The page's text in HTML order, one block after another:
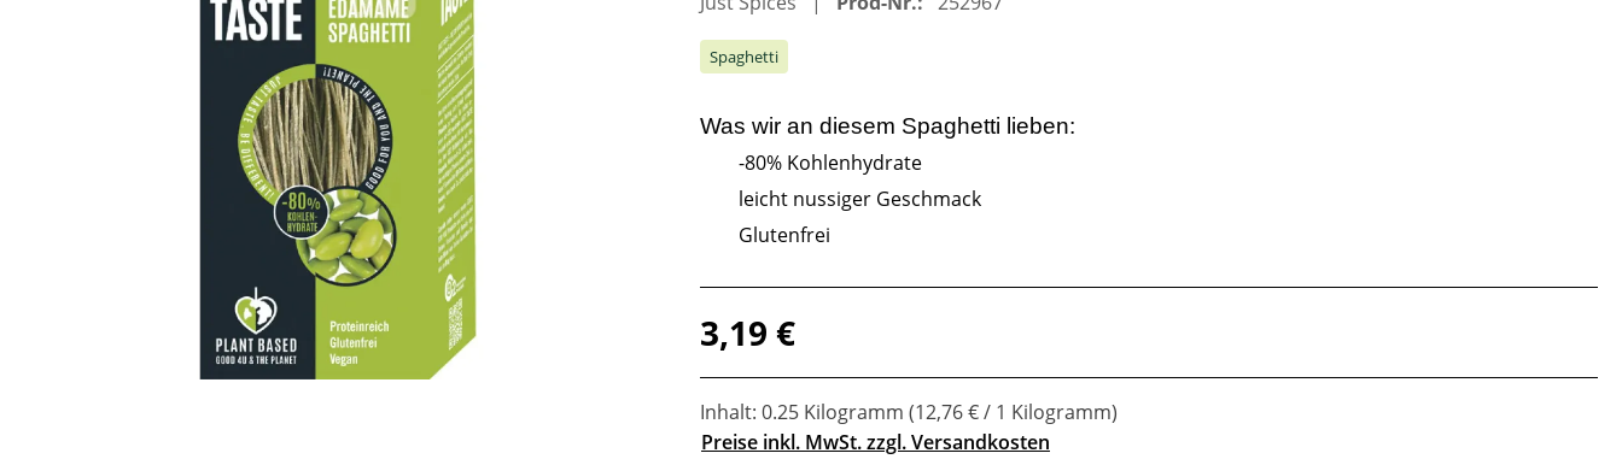
Spaghetti
Was wir an diesem Spaghetti lieben:
-80% Kohlenhydrate
leicht nussiger Geschmack
Glutenfrei
Regulärer Preis:
3,19 €
Inhalt: 0.25 Kilogramm (12,76 € / 1 Kilogramm)
Preise inkl. MwSt. zzgl. Versandkosten